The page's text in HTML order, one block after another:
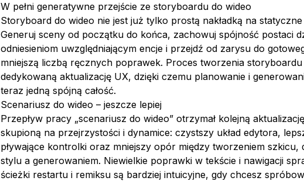
W pełni generatywne przejście ze storyboardu do wideo
Storyboard do wideo nie jest już tylko prostą nakładką na
Generuj sceny od początku do końca, zachowuj spójność postaci
odniesieniom uwzględniającym encje i przejdź od zarysu do
mniejszą liczbą ręcznych poprawek. Proces tworzenia storyboardu
dedykowaną aktualizację UX, dzięki czemu planowanie i
teraz jedną spójną całość.
Scenariusz do wideo – jeszcze lepiej
Przepływ pracy „scenariusz do wideo” otrzymał kolejną
skupioną na przejrzystości i dynamice: czystszy układ edytora,
pływające kontrolki oraz mniejszy opór między tworzeniem szkicu,
stylu a generowaniem. Niewielkie poprawki w tekście i nawigacji
ścieżki restartu i remiksu są bardziej intuicyjne, gdy chcesz